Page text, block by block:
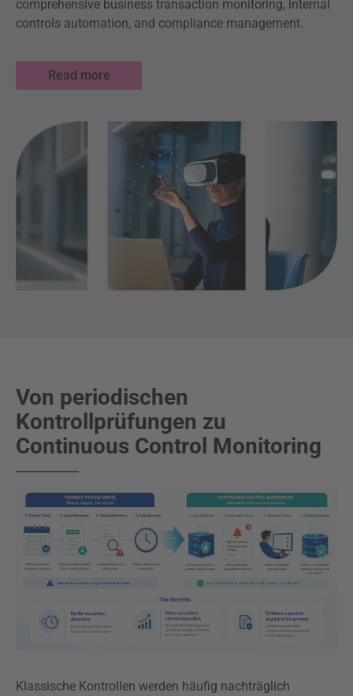
comprehensive business transaction monitoring, internal
controls automation, and compliance management.
Read more
Von periodischen
Kontrollprüfungen zu
Continuous Control Monitoring
Klassische Kontrollen werden häufig nachträglich